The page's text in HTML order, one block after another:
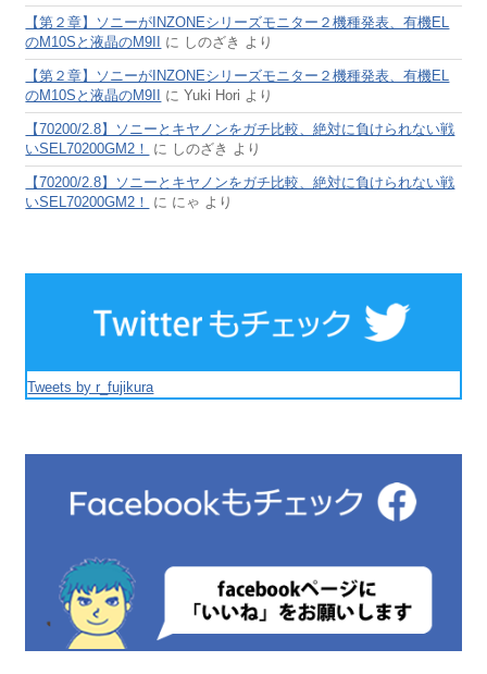
【第２章】ソニーがINZONEシリーズモニター２機種発表、有機EL
のM10Sと液晶のM9II
に しのざき より
【第２章】ソニーがINZONEシリーズモニター２機種発表、有機EL
のM10Sと液晶のM9II
にYuki Hori より
【70200/2.8】ソニーとキヤノンをガチ比較、絶対に負けられない戦
いSEL70200GM2！
に しのざき より
【70200/2.8】ソニーとキヤノンをガチ比較、絶対に負けられない戦
いSEL70200GM2！
に にゃ より
Tweets by r_fujikura